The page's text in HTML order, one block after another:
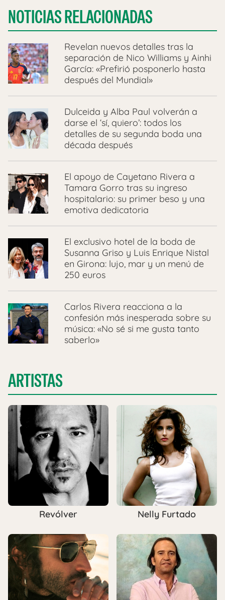
NOTICIAS RELACIONADAS
Revelan nuevos detalles tras la
separación de Nico Williams y Ainhi
García: «Prefirió posponerlo hasta
después del Mundial»
Dulceida y Alba Paul volverán a
darse el ‘sí, quiero’: todos los
detalles de su segunda boda una
década después
El apoyo de Cayetano Rivera a
Tamara Gorro tras su ingreso
hospitalario: su primer beso y una
emotiva dedicatoria
El exclusivo hotel de la boda de
Susanna Griso y Luis Enrique Nistal
en Girona: lujo, mar y un menú de
250 euros
Carlos Rivera reacciona a la
confesión más inesperada sobre su
música: «No sé si me gusta tanto
saberlo»
ARTISTAS
Revólver Nelly Furtado